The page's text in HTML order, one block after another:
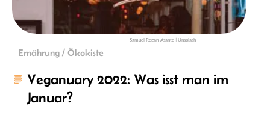
Samuel Regan-Asante | Unsplash
Ernährung / Ökokiste
Veganuary 2022: Was isst man im
Januar?